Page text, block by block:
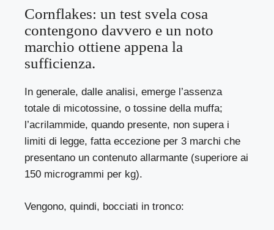
Cornflakes: un test svela cosa
contengono davvero e un noto
marchio ottiene appena la
sufficienza.
In generale, dalle analisi, emerge l’assenza
totale di micotossine, o tossine della muffa;
l’acrilammide, quando presente, non supera i
limiti di legge, fatta eccezione per 3 marchi che
presentano un contenuto allarmante (superiore ai
150 microgrammi per kg).
Vengono, quindi, bocciati in tronco: